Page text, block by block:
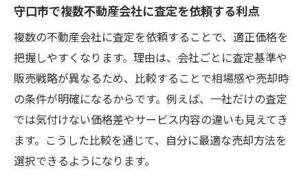
守口市で複数不動産会社に査定を依頼する利点
複数の不動産会社に査定を依頼することで、適正価格を
把握しやすくなります。理由は、会社ごとに査定基準や
販売戦略が異なるため、比較することで相場感や売却時
の条件が明確になるからです。例えば、一社だけの査定
では気付けない価格差やサービス内容の違いも見えてき
ます。こうした比較を通じて、自分に最適な売却方法を
選択できるようになります。